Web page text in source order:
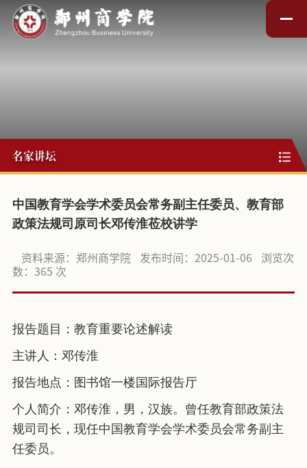
名家讲坛
中国教育学会学术委员会常务副主任委员、教育部
政策法规司原司长邓传淮莅校讲学
资料来源：郑州商学院 发布时间：2025-01-06
浏览次
数： 365 次
报告题目：教育重要论述解读
主讲人：邓传淮
报告地点：图书馆一楼国际报告厅
个人简介：邓传淮，男，汉族。曾任教育部政策法
规司司长，现任中国教育学会学术委员会常务副主
任委员。